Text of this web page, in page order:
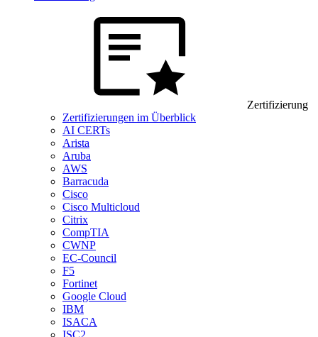
Zertifizierung
Zertifizierungen im Überblick
AI CERTs
Arista
Aruba
AWS
Barracuda
Cisco
Cisco Multicloud
Citrix
CompTIA
CWNP
EC-Council
F5
Fortinet
Google Cloud
IBM
ISACA
ISC2